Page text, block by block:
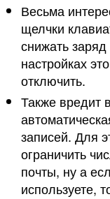
Весьма
щелчки
снижать
настройках
отключить.
Также вредит
записей. Для
ограничить
почты, ну а
используете,